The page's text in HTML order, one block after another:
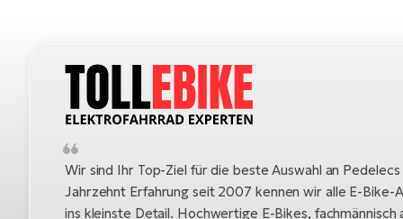
Wir sind Ihr Top-Ziel für die beste Auswahl an
Jahrzehnt Erfahrung seit 2007 kennen wir alle E-Bike-
ins kleinste Detail. Hochwertige E-Bikes,